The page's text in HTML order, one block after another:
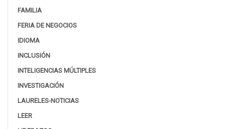
FAMILIA
FERIA DE NEGOCIOS
IDIOMA
INCLUSIÓN
INTELIGENCIAS MÚLTIPLES
INVESTIGACIÓN
LAURELES-NOTICIAS
LEER